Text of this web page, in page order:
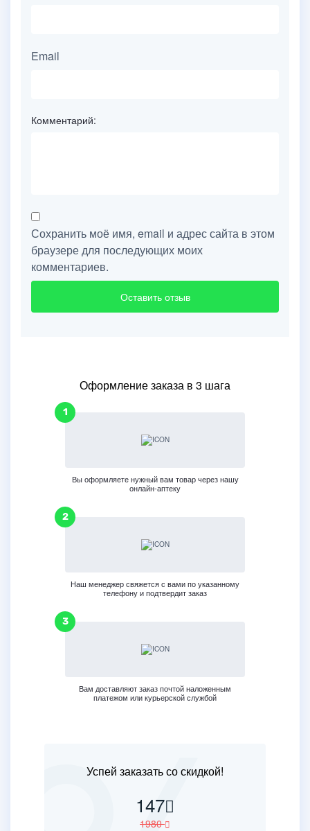
Email
Комментарий:
Сохранить моё имя, email и адрес сайта в этом
браузере для последующих моих
комментариев.
Оформление заказа в 3 шага
Вы оформляете нужный вам товар через нашу
онлайн-аптеку
Наш менеджер свяжется с вами по указанному
телефону и подтвердит заказ
Вам доставляют заказ почтой наложенным
платежом или курьерской службой
Успей заказать со скидкой!
147
1980